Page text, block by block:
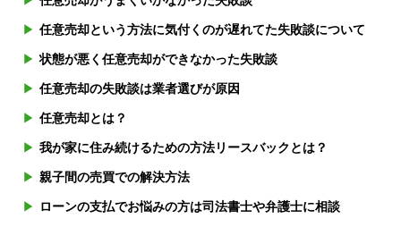
任意売却という方法に気付くのが遅れてた失敗談について
状態が悪く任意売却ができなかった失敗談
任意売却の失敗談は業者選びが原因
任意売却とは？
我が家に住み続けるための方法リースバックとは？
親子間の売買での解決方法
ローンの支払でお悩みの方は司法書士や弁護士に相談